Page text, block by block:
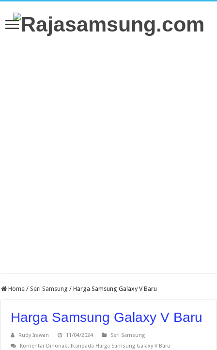
Home / Seri Samsung / Harga Samsung Galaxy V Baru
Harga Samsung Galaxy V Baru
Rudy Irawan 11/04/2024
Seri Samsung
Komentar Dinonaktifkanpada Harga Samsung Galaxy V Baru